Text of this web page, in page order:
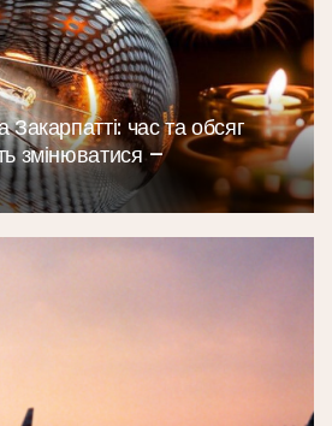
час та обсяг
змінюватися –